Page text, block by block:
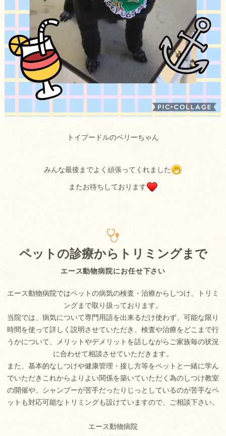
トイプードルのベリーちゃん
みんな最後までよく頑張ってくれました
またお待ちしております
エース動物病院にお任せ下さい
ペットの診療からトリミングまで
エース動物病院ではペットの病気の検査・治療からしつけ、トリミ
ングまで取り扱っております。
当院では、病気について専門用語を出来るだけ使わず、可能な限り
時間を使って詳しく説明させていただき、検査や治療をどこまで行
うかについて、メリットやデメリットを話しながらご家族毎の状況
に合わせて相談させていただきます。
また、基本的なしつけや健康管理・接し方等をペットと一緒に学ん
でいただきこれからよりよい関係を築いていただく為のしつけ教室
の開催や、シャンプーが苦手だったりじっとしているのが苦手なペ
ットも対応可能なトリミングも設けていますので、ご相談下さい。
エース動物病院